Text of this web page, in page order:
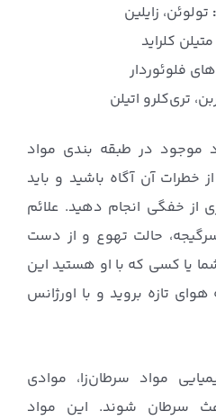
تولوئن، زایلین
متیلن کلراید
فلوئوردار
تری‌کلرو اتیلن
موجود در طبقه بندی مواد
خطرات آن آگاه باشید و باید
از خفگی انجام دهید. علائم
حالت تهوع و از دست
یا کسی که با او هستید این
هوای تازه بروید و با اورژانس
مواد سرطان‌زا، موادی
سرطان شوند. این مواد